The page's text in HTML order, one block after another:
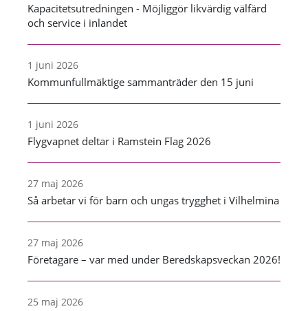
Kapacitetsutredningen - Möjliggör likvärdig välfärd
och service i inlandet
1 juni 2026
Kommunfullmäktige sammanträder den 15 juni
1 juni 2026
Flygvapnet deltar i Ramstein Flag 2026
27 maj 2026
Så arbetar vi för barn och ungas trygghet i Vilhelmina
27 maj 2026
Företagare – var med under Beredskapsveckan 2026!
25 maj 2026